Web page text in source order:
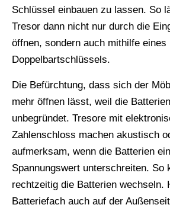
Schlüssel einbauen zu lassen. So
Tresor dann nicht nur durch die
öffnen, sondern auch mithilfe eines
Doppelbartschlüssels.
Die Befürchtung, dass sich der
mehr öffnen lässt, weil die
unbegründet. Tresore mit
Zahlenschloss machen akustisch
aufmerksam, wenn die Batterien
Spannungswert unterschreiten. So
rechtzeitig die Batterien wechseln.
Batteriefach auch auf der